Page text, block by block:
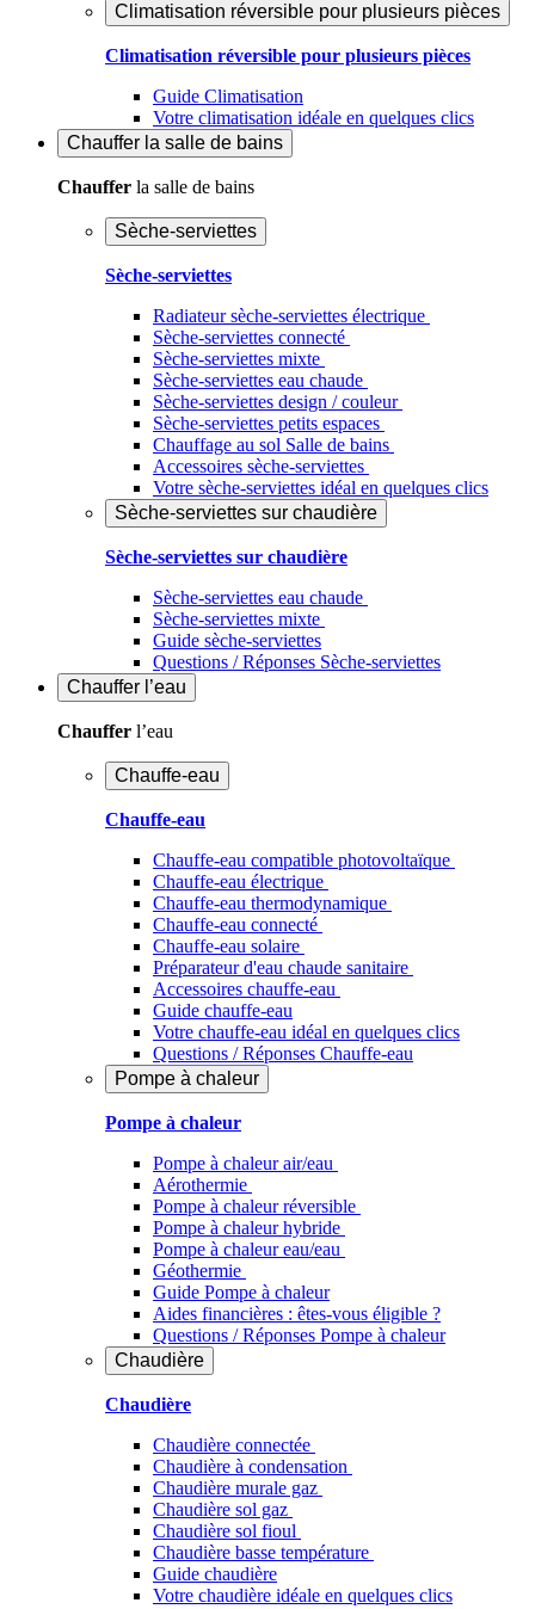
Climatisation réversible pour plusieurs pièces
Climatisation réversible pour plusieurs pièces
Guide Climatisation
Votre climatisation idéale en quelques clics
Chauffer la salle de bains
Chauffer la salle de bains
Sèche-serviettes
Sèche-serviettes
Radiateur sèche-serviettes électrique
Sèche-serviettes connecté
Sèche-serviettes mixte
Sèche-serviettes eau chaude
Sèche-serviettes design / couleur
Sèche-serviettes petits espaces
Chauffage au sol Salle de bains
Accessoires sèche-serviettes
Votre sèche-serviettes idéal en quelques clics
Sèche-serviettes sur chaudière
Sèche-serviettes sur chaudière
Sèche-serviettes eau chaude
Sèche-serviettes mixte
Guide sèche-serviettes
Questions / Réponses Sèche-serviettes
Chauffer l’eau
Chauffer l’eau
Chauffe-eau
Chauffe-eau
Chauffe-eau compatible photovoltaïque
Chauffe-eau électrique
Chauffe-eau thermodynamique
Chauffe-eau connecté
Chauffe-eau solaire
Préparateur d'eau chaude sanitaire
Accessoires chauffe-eau
Guide chauffe-eau
Votre chauffe-eau idéal en quelques clics
Questions / Réponses Chauffe-eau
Pompe à chaleur
Pompe à chaleur
Pompe à chaleur air/eau
Aérothermie
Pompe à chaleur réversible
Pompe à chaleur hybride
Pompe à chaleur​ eau/eau
Géothermie
Guide Pompe à chaleur
Aides financières : êtes-vous éligible ?
Questions / Réponses Pompe à chaleur
Chaudière
Chaudière
Chaudière connectée
Chaudière à condensation
Chaudière murale gaz
Chaudière sol gaz
Chaudière sol fioul
Chaudière basse température
Guide chaudière
Votre chaudière idéale en quelques clics